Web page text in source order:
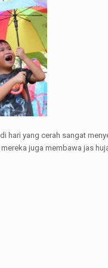
yang cerah sangat
juga membawa jas